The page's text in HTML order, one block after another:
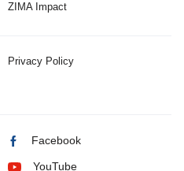
ZIMA Impact
Privacy Policy
Facebook
YouTube